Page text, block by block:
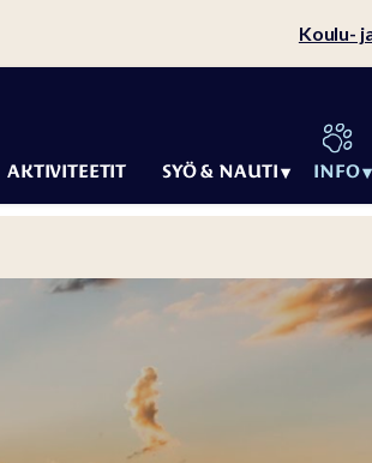
Koulu-
AKTIVITEETIT SYÖ & NAUTI INFO